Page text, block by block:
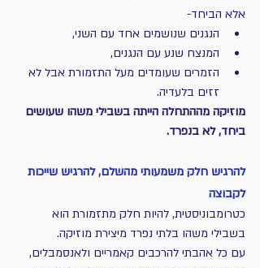
אלא הביחד-
הנגנים שנושמים אחד עם השני,
המנצח שנע עם הנגנים,
הזמרים שעומדים מעל התזמורת אבל לא
זזים בלעדיה.
מוזיקה מההתחלה הייתה בשבילי משהו שעושים
ביחד, לא בנפרד.
להרגיש חלק משמעותי מהשלם, להרגיש שייכות
לקבוצה
כטרומבוניסטית, להיות חלק מתזמורת הוא
בשבילי משהו בלתי נפרד מיצירת מוזיקה.
עם כל אהבתי להרכבים קאמריים ולאנסמבלים,